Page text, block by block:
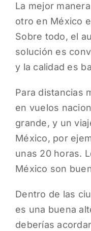
La mejor
otro en México
Sobre todo, el
solución es
y la calidad es
Para distancias
en vuelos
grande, y un
México, por
unas 20 horas.
México son
Dentro de las
es una buena
deberías